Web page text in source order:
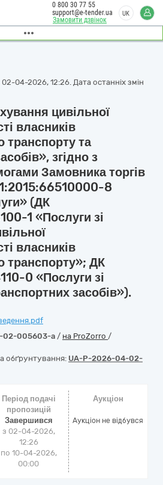
Замовити дзвінок
0 800 30 77 55
support@e-tender.ua
UK
04-2026, 12:26. Дата останніх змін
цивільної
власників
транспорту та
згідно з
Замовника торгів
8
(ДК
1 «Послуги зі
власників
транспорту»; ДК
0 «Послуги зі
засобів»).
02-005603-a / на ProZorro /
обґрунтування: UA-P-2026-04-02-
Період подачі
пропозицій
Завершився
з 02-04-2026,
12:26
по 10-04-2026,
00:00
Аукціон
Аукціон не відбувся